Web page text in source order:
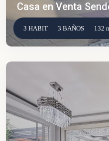
Casa en Venta
3 HABIT 3 BAÑOS 132